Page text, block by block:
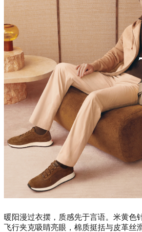
暖阳漫过衣摆，质感先于言语。米黄色
飞行夹克吸睛亮眼，棉质挺括与皮革丝